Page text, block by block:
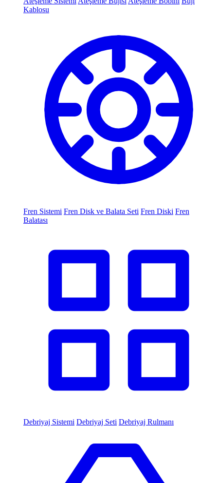
Kablosu
Fren Sistemi Fren Disk ve Balata Seti Fren Diski Fren
Balatası
Debriyaj Sistemi Debriyaj Seti Debriyaj Rulmanı